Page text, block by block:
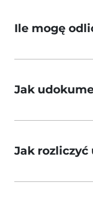
Ile mogę
Jak
Jak rozliczyć